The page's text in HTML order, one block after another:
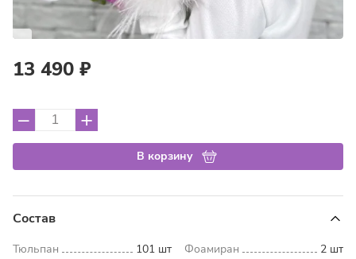
13 490 ₽
– +
В корзину
Состав
Тюльпан 101 шт Фоамиран
2 шт